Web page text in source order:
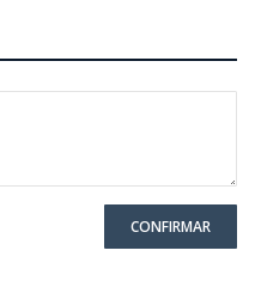
CONFIRMAR